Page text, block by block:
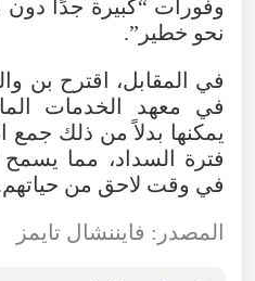
وفورات “كبيرة جدًا دون
نحو خطير”.
في المقابل، اقترح بن
يمكنها بدلاً من ذلك جمع
فترة السداد، مما يسمح
في وقت لاحق من
المصدر: فايننشال تايمز